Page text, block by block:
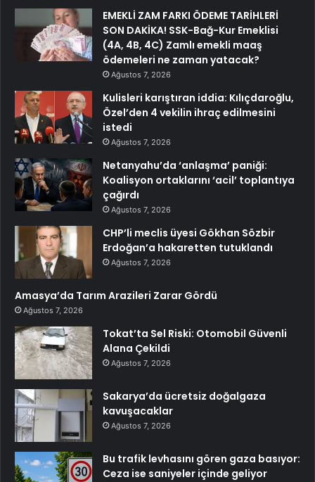
EMEKLİ ZAM FARKI ÖDEME TARİHLERİ
SON DAKİKA! SSK-Bağ-Kur Emeklisi
(4A, 4B, 4C) Zamlı emekli maaş
ödemeleri ne zaman yatacak?
Ağustos 7, 2026
Kulisleri karıştıran iddia: Kılıçdaroğlu,
Özel’den 4 vekilin ihraç edilmesini
istedi
Ağustos 7, 2026
Netanyahu’da ‘anlaşma’ paniği:
Koalisyon ortaklarını ‘acil’ toplantıya
çağırdı
Ağustos 7, 2026
CHP’li meclis üyesi Gökhan Sözbir
Erdoğan’a hakaretten tutuklandı
Ağustos 7, 2026
Amasya’da Tarım Arazileri Zarar Gördü
Ağustos 7, 2026
Tokat’ta Sel Riski: Otomobil Güvenli
Alana Çekildi
Ağustos 7, 2026
Sakarya’da ücretsiz doğalgaza
kavuşacaklar
Ağustos 7, 2026
Bu trafik levhasını gören gaza basıyor:
Ceza ise saniyeler içinde geliyor